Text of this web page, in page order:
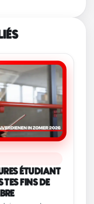
ÉTUDIANT
TES FINS DE